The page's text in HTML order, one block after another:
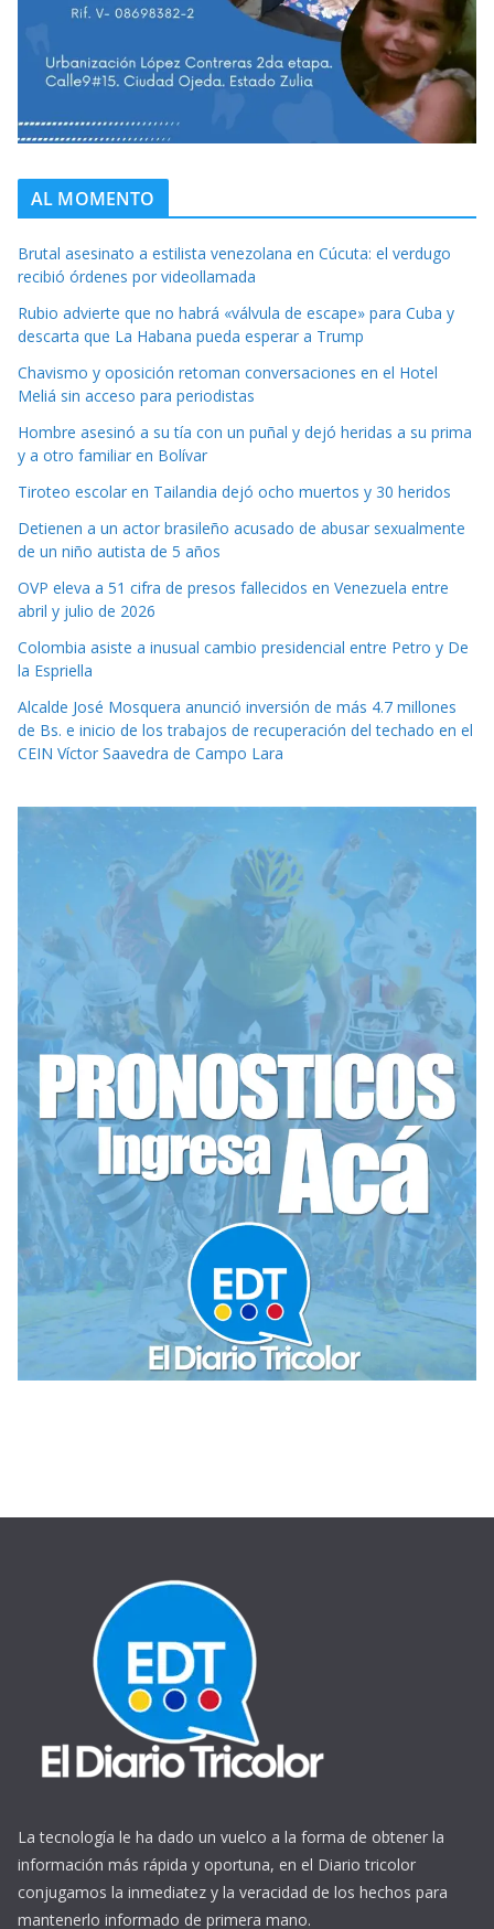
AL MOMENTO
Brutal asesinato a estilista venezolana en Cúcuta: el verdugo
recibió órdenes por videollamada
Rubio advierte que no habrá «válvula de escape» para Cuba y
descarta que La Habana pueda esperar a Trump
Chavismo y oposición retoman conversaciones en el Hotel
Meliá sin acceso para periodistas
Hombre asesinó a su tía con un puñal y dejó heridas a su prima
y a otro familiar en Bolívar
Tiroteo escolar en Tailandia dejó ocho muertos y 30 heridos
Detienen a un actor brasileño acusado de abusar sexualmente
de un niño autista de 5 años
OVP eleva a 51 cifra de presos fallecidos en Venezuela entre
abril y julio de 2026
Colombia asiste a inusual cambio presidencial entre Petro y De
la Espriella
Alcalde José Mosquera anunció inversión de más 4.7 millones
de Bs. e inicio de los trabajos de recuperación del techado en el
CEIN Víctor Saavedra de Campo Lara
La tecnología le ha dado un vuelco a la forma de obtener la
información más rápida y oportuna, en el Diario tricolor
conjugamos la inmediatez y la veracidad de los hechos para
mantenerlo informado de primera mano.